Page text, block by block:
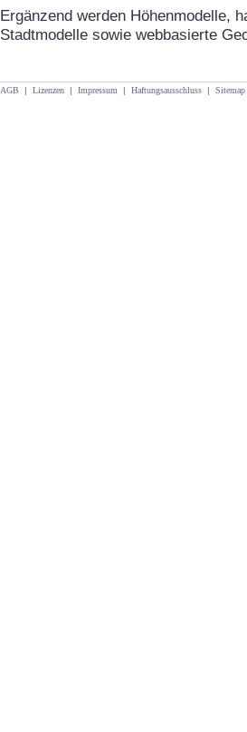
Ergänzend werden Höhenmodelle,
Stadtmodelle sowie webbasierte
AGB | Lizenzen | Impressum | Haftungsausschluss | Sitemap